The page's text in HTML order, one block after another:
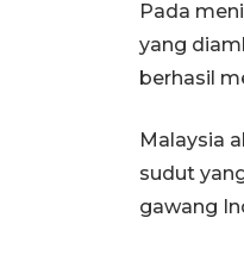
Pada
yang
berhasil
Malaysia
sudut
gawang